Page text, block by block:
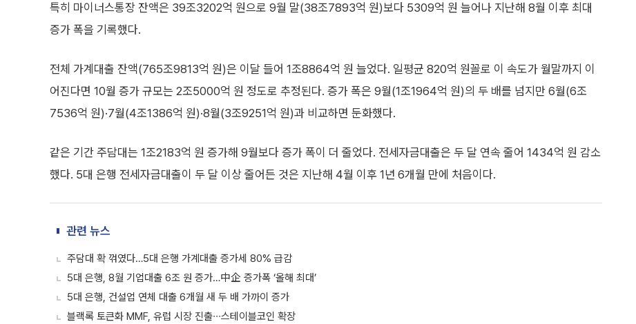
특히 마이너스통장 잔액은 39조3202억 원으로 9월 말(38조7893억 원)보다 5309억 원 늘어나 지난해 8월 이후 최대
증가 폭을 기록했다.
전체 가계대출 잔액(765조9813억 원)은 이달 들어 1조8864억 원 늘었다. 일평균 820억 원꼴로 이 속도가 월말까지 이
어진다면 10월 증가 규모는 2조5000억 원 정도로 추정된다. 증가 폭은 9월(1조1964억 원)의 두 배를 넘지만 6월(6조
7536억 원)·7월(4조1386억 원)·8월(3조9251억 원)과 비교하면 둔화했다.
같은 기간 주담대는 1조2183억 원 증가해 9월보다 증가 폭이 더 줄었다. 전세자금대출은 두 달 연속 줄어 1434억 원 감소
했다. 5대 은행 전세자금대출이 두 달 이상 줄어든 것은 지난해 4월 이후 1년 6개월 만에 처음이다.
관련 뉴스
주담대 확 꺾였다…5대 은행 가계대출 증가세 80% 급감
5대 은행, 8월 기업대출 6조 원 증가…中企 증가폭 ‘올해 최대’
5대 은행, 건설업 연체 대출 6개월 새 두 배 가까이 증가
블랙록 토큰화 MMF, 유럽 시장 진출∙∙∙스테이블코인 확장